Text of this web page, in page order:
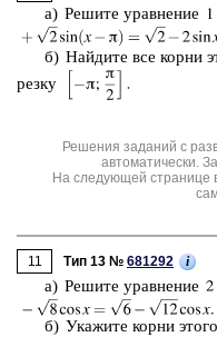
а) Ре­ши­те урав­не­ние
б) Най­ди­те все корни
рез­ку
Решения заданий с
автоматически.
На следующей странице
11 Тип 13 № 681292 i
а) Ре­ши­те урав­не­ние
б) Ука­жи­те корни